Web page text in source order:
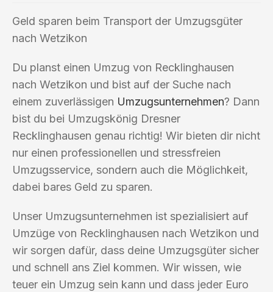
Geld sparen beim Transport der Umzugsgüter
nach Wetzikon
Du planst einen Umzug von Recklinghausen
nach Wetzikon und bist auf der Suche nach
einem zuverlässigen Umzugsunternehmen? Dann
bist du bei Umzugskönig Dresner
Recklinghausen genau richtig! Wir bieten dir nicht
nur einen professionellen und stressfreien
Umzugsservice, sondern auch die Möglichkeit,
dabei bares Geld zu sparen.
Unser Umzugsunternehmen ist spezialisiert auf
Umzüge von Recklinghausen nach Wetzikon und
wir sorgen dafür, dass deine Umzugsgüter sicher
und schnell ans Ziel kommen. Wir wissen, wie
teuer ein Umzug sein kann und dass jeder Euro